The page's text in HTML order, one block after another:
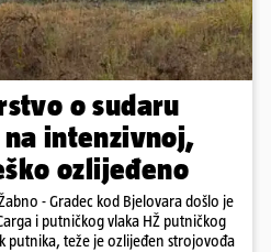
o sudaru
intenzivnoj,
ozlijeđeno
- Gradec kod Bjelovara došlo je
i putničkog vlaka HŽ putničkog
putnika, teže je ozlijeđen strojovođa